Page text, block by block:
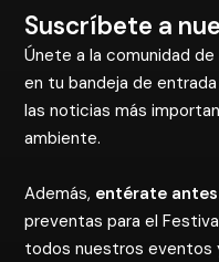
Suscríbete a
Únete a la comunidad de
en tu bandeja de
las noticias más
ambiente.
Además, entérate
preventas para el
todos nuestros eventos